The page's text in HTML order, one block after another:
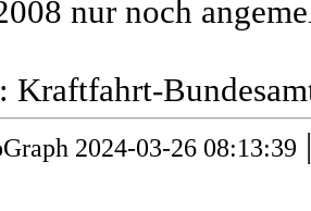
nur noch
Kraftfahrt-
2024-03-26 08:13:39